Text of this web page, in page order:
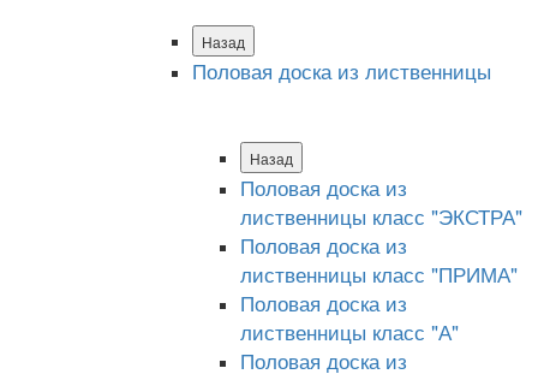
Назад
Половая доска из лиственницы
Назад
Половая доска из
лиственницы класс "ЭКСТРА"
Половая доска из
лиственницы класс "ПРИМА"
Половая доска из
лиственницы класс "А"
Половая доска из